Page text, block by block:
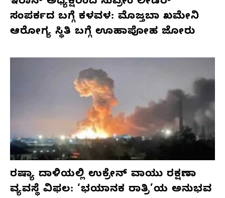
ಸಂಪರ್ಕದ ಬಗ್ಗೆ ಕಳವಳ: ಮೊಜ್ತಬಾ ಖಮೇನಿ
ಆರೋಗ್ಯ ಸ್ಥಿತಿ ಬಗ್ಗೆ ಊಹಾಪೋಹ ಜೋರು
ರಷ್ಯಾ ದಾಳಿಯಲ್ಲಿ ಉಕ್ರೇನ್ ವಾಯು ರಕ್ಷಣಾ
ವ್ಯವಸ್ಥೆ ವಿಫಲ: ‘ಭಯಾನಕ ರಾತ್ರಿ’ಯ ಅನುಭವ